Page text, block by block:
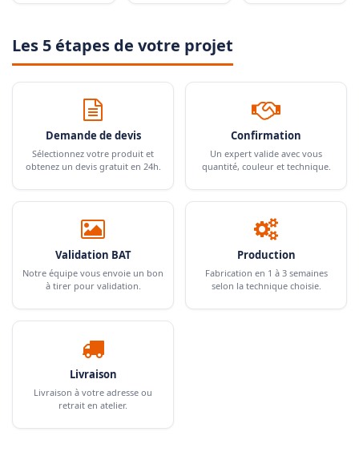
Les 5 étapes de votre projet
Demande de devis
Sélectionnez votre produit et
obtenez un devis gratuit en 24h.
Confirmation
Un expert valide avec vous
quantité, couleur et technique.
Validation BAT
Notre équipe vous envoie un bon
à tirer pour validation.
Production
Fabrication en 1 à 3 semaines
selon la technique choisie.
Livraison
Livraison à votre adresse ou
retrait en atelier.